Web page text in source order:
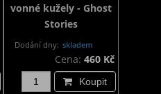
vonné kužely - Ghost
Stories
Dodání dny: skladem
Cena:460 Kč
Koupit